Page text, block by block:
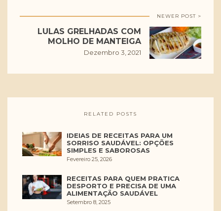
NEWER POST >
LULAS GRELHADAS COM
MOLHO DE MANTEIGA
Dezembro 3, 2021
RELATED POSTS
IDEIAS DE RECEITAS PARA UM
SORRISO SAUDÁVEL: OPÇÕES
SIMPLES E SABOROSAS
Fevereiro 25, 2026
RECEITAS PARA QUEM PRATICA
DESPORTO E PRECISA DE UMA
ALIMENTAÇÃO SAUDÁVEL
Setembro 8, 2025